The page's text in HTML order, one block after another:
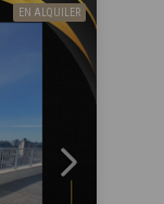
EN ALQUILER